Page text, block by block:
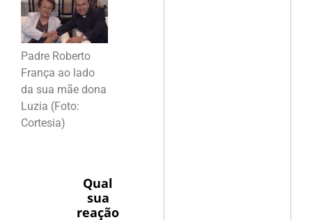
Padre Roberto
França ao lado
da sua mãe dona
Luzia (Foto:
Cortesia)
Qual
sua
reação